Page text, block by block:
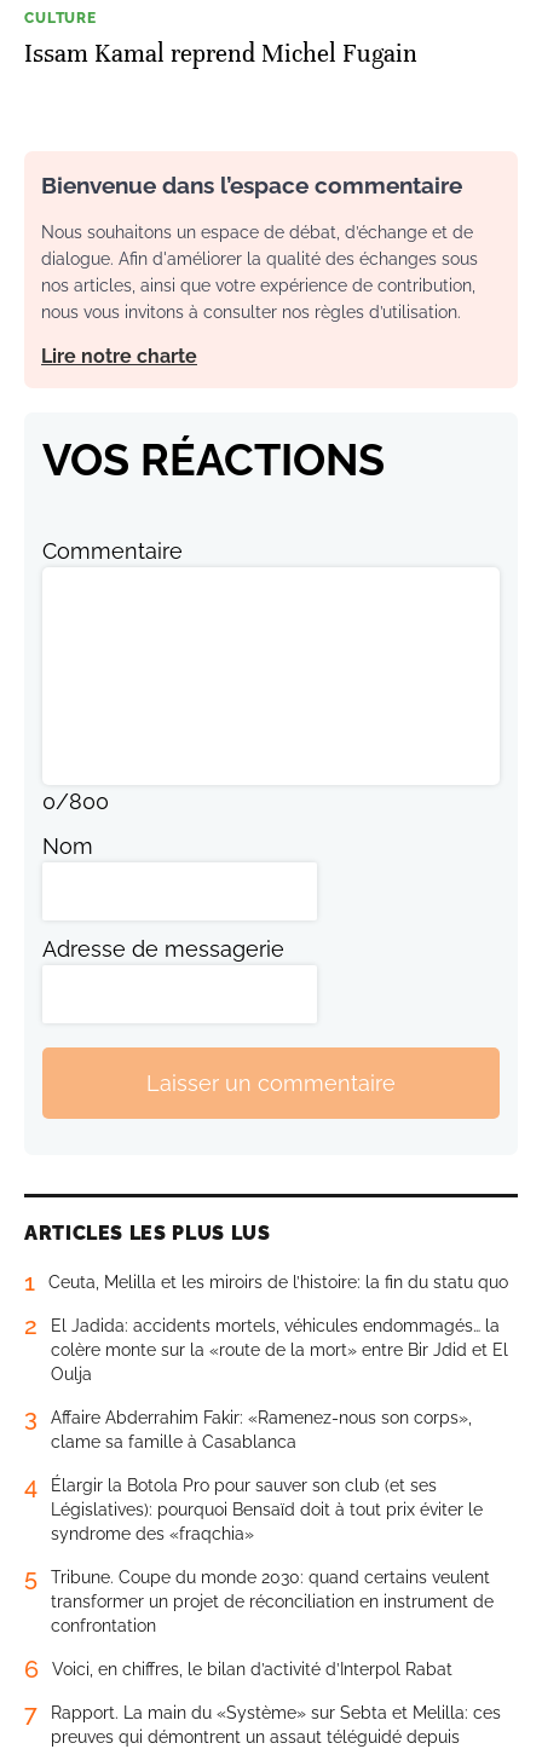
CULTURE
Issam Kamal reprend Michel Fugain
Bienvenue dans l’espace commentaire
Nous souhaitons un espace de débat, d’échange et de
dialogue. Afin d'améliorer la qualité des échanges sous
nos articles, ainsi que votre expérience de contribution,
nous vous invitons à consulter nos règles d’utilisation.
Lire notre charte
VOS RÉACTIONS
Commentaire
0/800
Nom
Adresse de messagerie
Laisser un commentaire
ARTICLES LES PLUS LUS
1 Ceuta, Melilla et les miroirs de l’histoire: la fin du statu quo
2
El Jadida: accidents mortels, véhicules endommagés… la
colère monte sur la «route de la mort» entre Bir Jdid et El
Oulja
3
Affaire Abderrahim Fakir: «Ramenez-nous son corps»,
clame sa famille à Casablanca
4
Élargir la Botola Pro pour sauver son club (et ses
Législatives): pourquoi Bensaïd doit à tout prix éviter le
syndrome des «fraqchia»
5
Tribune. Coupe du monde 2030: quand certains veulent
transformer un projet de réconciliation en instrument de
confrontation
6 Voici, en chiffres, le bilan d’activité d’Interpol Rabat
7
Rapport. La main du «Système» sur Sebta et Melilla: ces
preuves qui démontrent un assaut téléguidé depuis